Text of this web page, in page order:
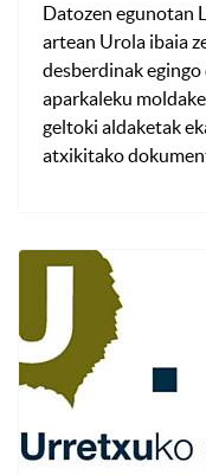
Datozen egunotan
artean Urola ibaia
desberdinak egingo
aparkaleku
geltoki aldaketak
atxikitako